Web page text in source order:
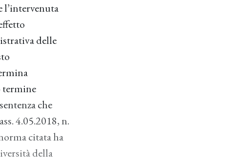
l’intervenuta
delle
termine
che
4.05.2018, n.
citata ha
della